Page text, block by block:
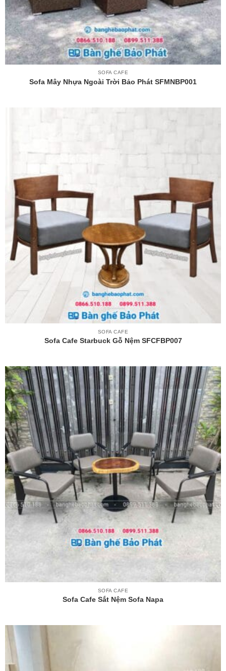
SOFA CAFE
Sofa Mây Nhựa Ngoài Trời Bảo Phát SFMNBP001
SOFA CAFE
Sofa Cafe Starbuck Gỗ Nệm SFCFBP007
SOFA CAFE
Sofa Cafe Sắt Nệm Sofa Napa